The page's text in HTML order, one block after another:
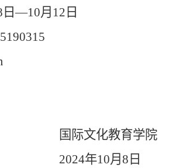
日—10月 12日
0315
国际文化教育学院
2024年10月8日